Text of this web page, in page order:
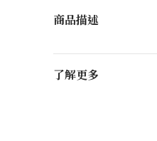
商品描述
了解更多